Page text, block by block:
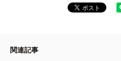
関連記事